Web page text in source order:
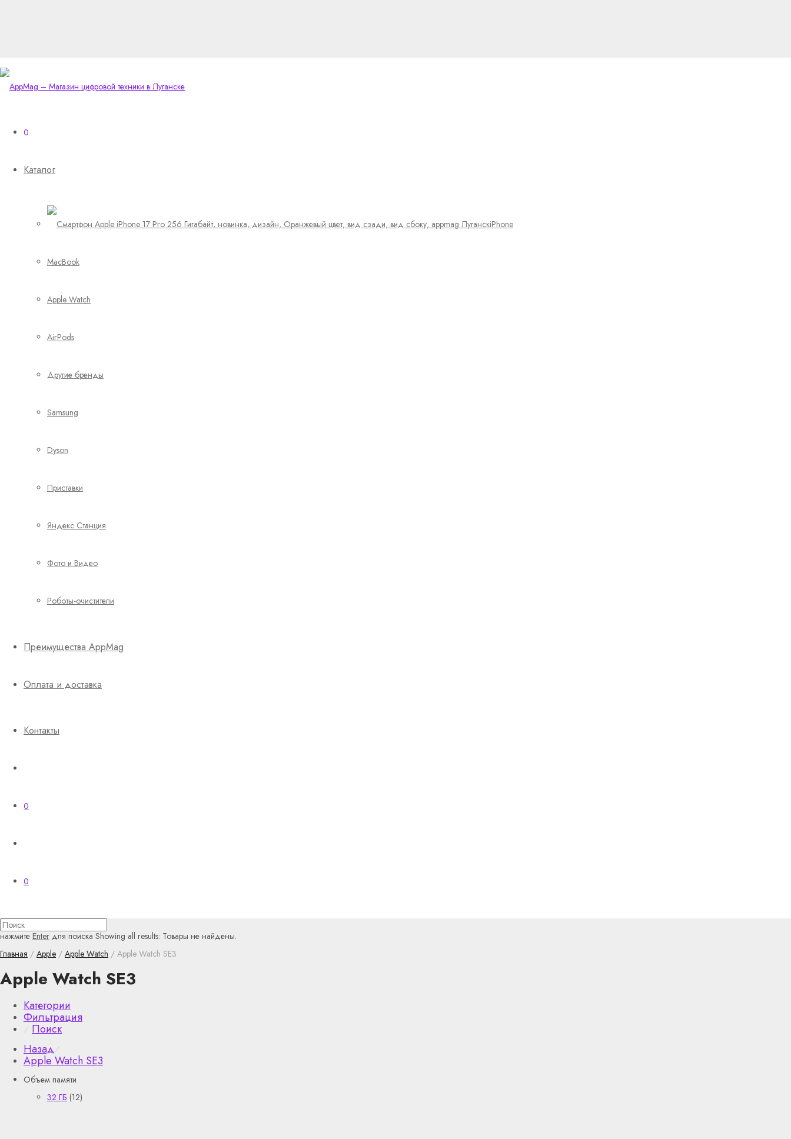
0
Каталог
iPhone
MacBook
Apple Watch
AirPods
Другие бренды
Samsung
Dyson
Приставки
Яндекс Станция
Фото и Видео
Роботы-очистители
Преимущества AppMag
Оплата и доставка
Контакты
0
0
нажмите Enter для поиска Showing all results: Товары не найдены.
Главная / Apple / Apple Watch / Apple Watch SE3
Apple Watch SE3
Категории
Фильтрация
⁄ Поиск
Назад⁄
Apple Watch SE3
Объем памяти
32 ГБ (12)